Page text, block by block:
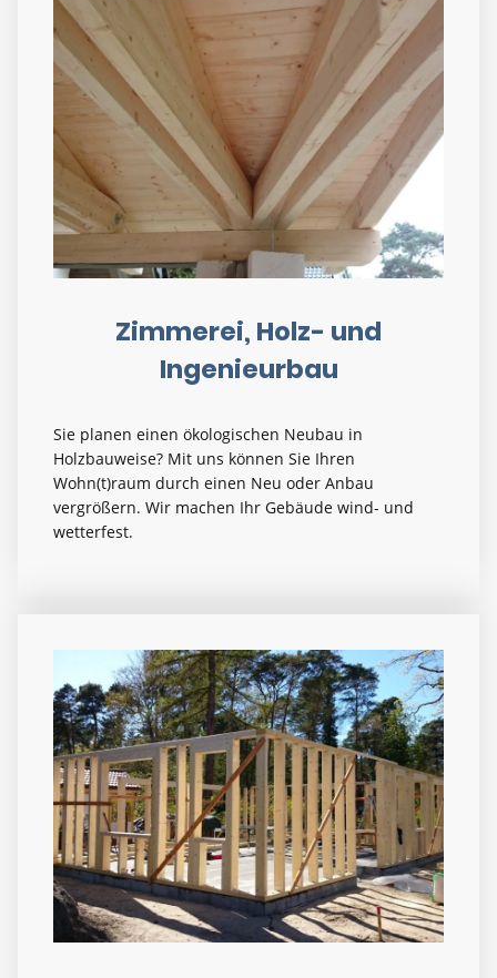
Zimmerei, Holz- und
Ingenieurbau
Sie planen einen ökologischen Neubau in
Holzbauweise? Mit uns können Sie Ihren
Wohn(t)raum durch einen Neu oder Anbau
vergrößern. Wir machen Ihr Gebäude wind- und
wetterfest.